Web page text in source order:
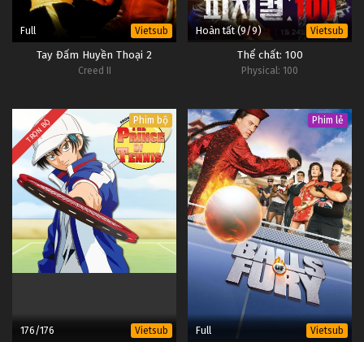
Full Vietsub
Tay Đấm Huyền Thoại 2
Creed II
Hoàn tất (9/9) Vietsub
Thể chất: 100
Physical: 100
TRỌN BỘ Phim bộ
176/176 Vietsub
Phim lẻ
Full Vietsub